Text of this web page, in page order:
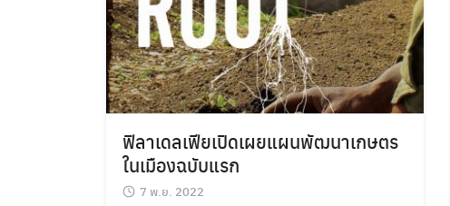
ฟิลาเดลเฟียเปิดเผยแผนพัฒนาเกษตร
ในเมืองฉบับแรก
7 พ.ย. 2022